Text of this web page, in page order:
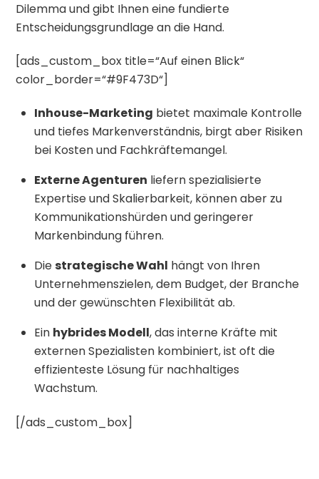
Dilemma und gibt Ihnen eine fundierte
Entscheidungsgrundlage an die Hand.
[ads_custom_box title=“Auf einen Blick“
color_border=“#9F473D“]
Inhouse-Marketing bietet maximale Kontrolle
und tiefes Markenverständnis, birgt aber Risiken
bei Kosten und Fachkräftemangel.
Externe Agenturen liefern spezialisierte
Expertise und Skalierbarkeit, können aber zu
Kommunikationshürden und geringerer
Markenbindung führen.
Die strategische Wahl hängt von Ihren
Unternehmenszielen, dem Budget, der Branche
und der gewünschten Flexibilität ab.
Ein hybrides Modell, das interne Kräfte mit
externen Spezialisten kombiniert, ist oft die
effizienteste Lösung für nachhaltiges
Wachstum.
[/ads_custom_box]